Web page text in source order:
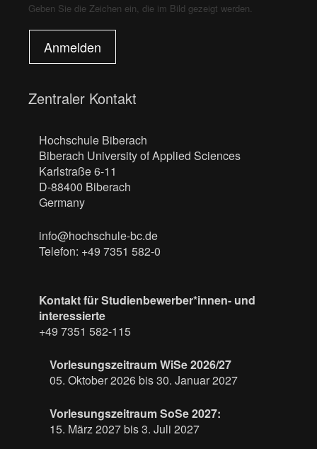
Geben Sie die Zeichen ein, die im Bild gezeigt werden.
Anmelden
Zentraler Kontakt
Hochschule Biberach
Biberach University of Applied Sciences
Karlstraße 6-11
D-88400 Biberach
Germany
info@hochschule-bc.de
Telefon: +49 7351 582-0
Kontakt für Studienbewerber*innen- und
interessierte
+49 7351 582-115
Vorlesungszeitraum WiSe 2026/27
05. Oktober 2026 bis 30. Januar 2027
Vorlesungszeitraum SoSe 2027:
15. März 2027 bis 3. Juli 2027